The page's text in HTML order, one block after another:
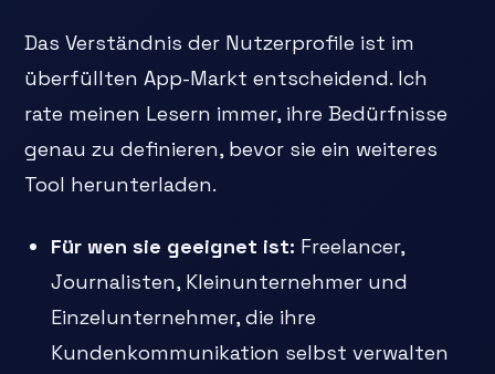
Das Verständnis der Nutzerprofile ist im
überfüllten App-Markt entscheidend. Ich
rate meinen Lesern immer, ihre Bedürfnisse
genau zu definieren, bevor sie ein weiteres
Tool herunterladen.
Für wen sie geeignet ist: Freelancer,
Journalisten, Kleinunternehmer und
Einzelunternehmer, die ihre
Kundenkommunikation selbst verwalten